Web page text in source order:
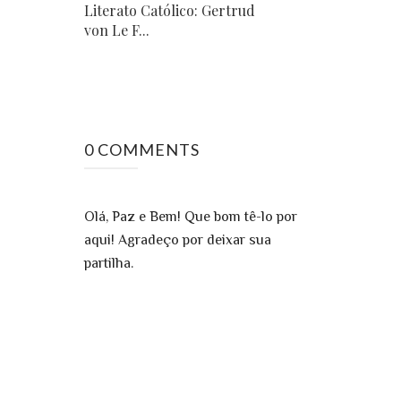
Literato Católico: Gertrud
von Le F...
0 COMMENTS
Olá, Paz e Bem! Que bom tê-lo por
aqui! Agradeço por deixar sua
partilha.